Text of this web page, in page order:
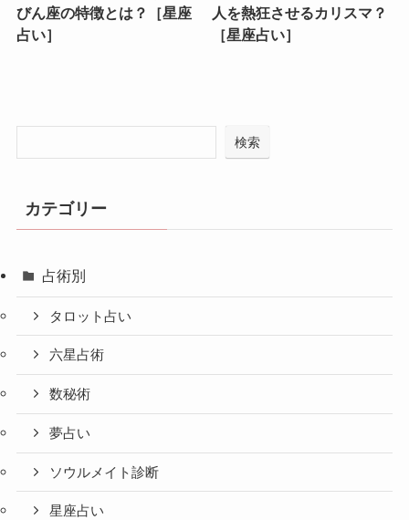
びん座の特徴とは？［星座
占い］
人を熱狂させるカリスマ？
［星座占い］
検索
カテゴリー
占術別
タロット占い
六星占術
数秘術
夢占い
ソウルメイト診断
星座占い